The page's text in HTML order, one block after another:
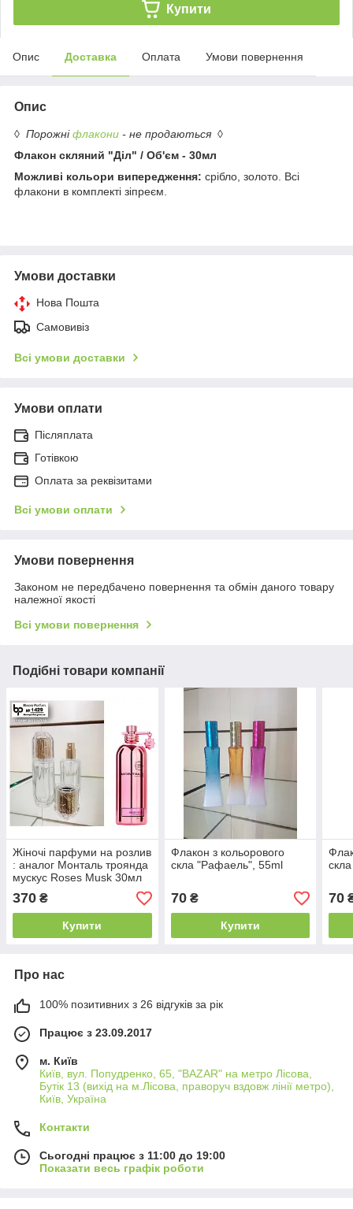
Купити
Опис Доставка Оплата Умови повернення
Опис
◊ Порожніфлакони - не продаються ◊
Флакон скляний "Діл" / Об'єм - 30мл
Можливі кольори випередження: срібло, золото. Всі
флакони в комплекті зіпреєм.
Умови доставки
Нова Пошта
Самовивіз
Всі умови доставки
Умови оплати
Післяплата
Готівкою
Оплата за реквізитами
Всі умови оплати
Умови повернення
Законом не передбачено повернення та обмін даного товару
належної якості
Всі умови повернення
Подібні товари компанії
Жіночі парфуми на розлив
: аналог Монталь троянда
мускус Roses Musk 30мл
370 ₴
Купити
Флакон з кольорового
скла "Рафаель", 55ml
70₴
Купити
70
Про нас
100% позитивних з 26 відгуків за рік
Працює з 23.09.2017
м. Київ
Київ, вул. Попудренко, 65, "BAZAR" на метро Лісова,
Бутік 13 (вихід на м.Лісова, праворуч вздовж лінії метро),
Київ, Україна
Контакти
Сьогодні працює з 11:00 до 19:00
Показати весь графік роботи